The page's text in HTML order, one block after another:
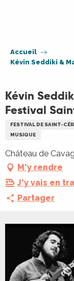
Accueil
Kévin Seddiki &
Kévin
Festival
FESTIVAL DE SAINT-
MUSIQUE
Château de
M'y rendre
J'y vais en
Partager